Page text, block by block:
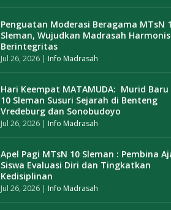
Penguatan Moderasi Beragama MTsN
Sleman, Wujudkan Madrasah
Berintegritas
Jul 26, 2026 | Info Madrasah
Hari Keempat MATAMUDA: Murid Baru
10 Sleman Susuri Sejarah di Benteng
Vredeburg dan Sonobudoyo
Jul 26, 2026 | Info Madrasah
Apel Pagi MTsN 10 Sleman : Pembina
Siswa Evaluasi Diri dan Tingkatkan
Kedisiplinan
Jul 26, 2026 | Info Madrasah